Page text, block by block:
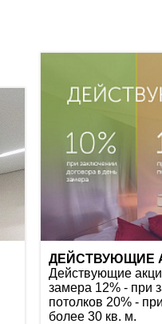
ДЕЙСТВУЮЩИЕ
Действующие
замера 12% - при
потолков 20% -
более 30 кв. м.